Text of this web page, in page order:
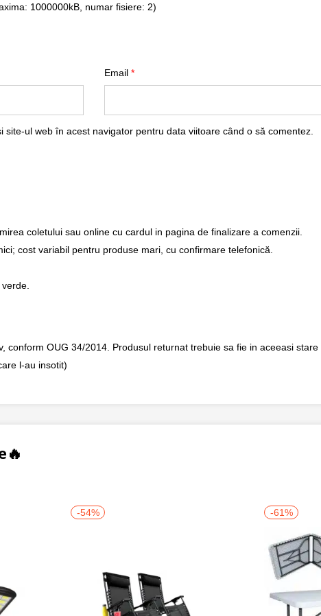
1000000kB, numar fisiere: 2)
Email *
site-ul web în acest navigator pentru data viitoare când o să comentez.
coletului sau online cu cardul in pagina de finalizare a comenzii.
cost variabil pentru produse mari, cu confirmare telefonică.
conform OUG 34/2014. Produsul returnat trebuie sa fie in aceeasi
l-au insotit)
-54% -61%